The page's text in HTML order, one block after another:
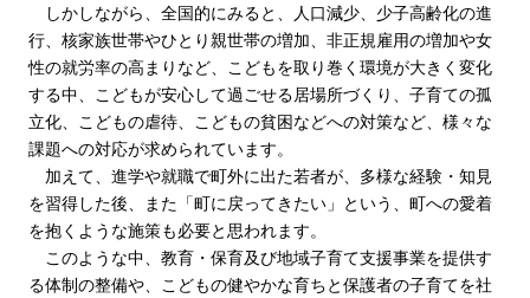
しかしながら、全国的にみると、人口減少、少子高齢化の進
行、核家族世帯やひとり親世帯の増加、非正規雇用の増加や女
性の就労率の高まりなど、こどもを取り巻く環境が大きく変化
する中、こどもが安心して過ごせる居場所づくり、子育ての孤
立化、こどもの虐待、こどもの貧困などへの対策など、様々な
課題への対応が求められています。
加えて、進学や就職で町外に出た若者が、多様な経験・知見
を習得した後、また「町に戻ってきたい」という、町への愛着
を抱くような施策も必要と思われます。
このような中、教育・保育及び地域子育て支援事業を提供す
る体制の整備や、こどもの健やかな育ちと保護者の子育てを社